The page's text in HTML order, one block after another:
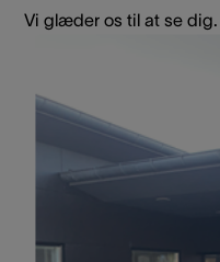
Vi glæder os til at se dig.